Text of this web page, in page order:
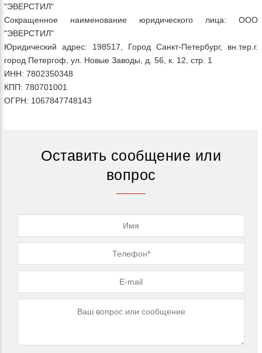
"ЭВЕРСТИЛ"
Сокращенное наименование юридического лица: ООО
"ЭВЕРСТИЛ"
Юридический адрес: 198517, Город Санкт-Петербург, вн.тер.г.
город Петергоф, ул. Новые Заводы, д. 56, к. 12, стр. 1
ИНН: 7802350348
КПП: 780701001
ОГРН: 1067847748143
Оставить сообщение или
вопрос